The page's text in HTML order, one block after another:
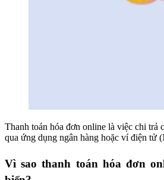
Thanh toán hóa đơn online là việc chi trả
qua ứng dụng ngân hàng hoặc ví điện tử
Vì sao thanh toán hóa đơn